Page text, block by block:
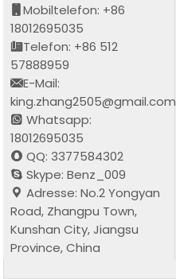
Mobiltelefon: +86
18012695035
Telefon: +86 512
57888959
E-Mail:
king.zhang2505@gmail.com
Whatsapp:
18012695035
QQ: 3377584302
Skype: Benz_009
Adresse: No.2 Yongyan
Road, Zhangpu Town,
Kunshan City, Jiangsu
Province, China